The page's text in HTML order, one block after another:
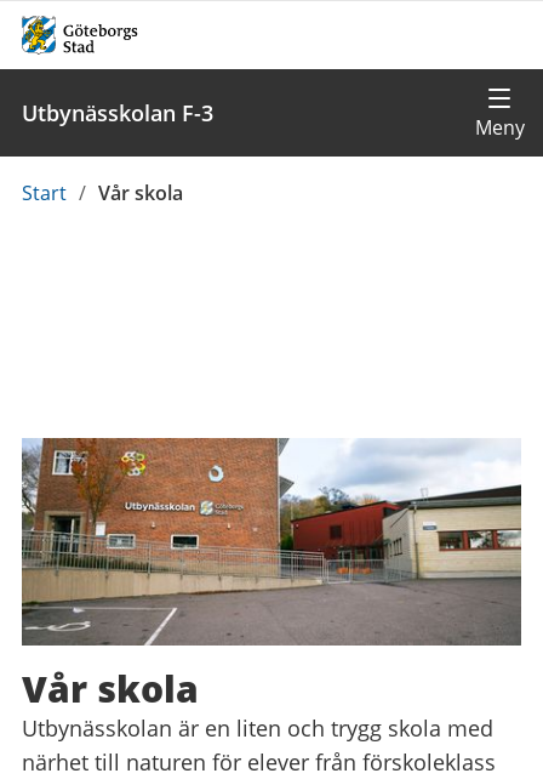
Utbynässkolan F-3
Du
Start / Vår skola
Vår skola
Utbynässkolan är en liten och trygg skola med
närhet till naturen för elever från förskoleklass